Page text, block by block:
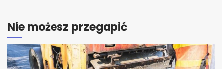
Nie możesz przegapić